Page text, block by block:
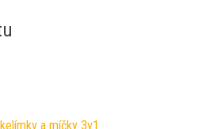
a míčky 3v1